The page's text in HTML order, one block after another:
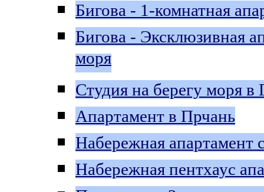
Бигова - 1-комнатная
Бигова - Эксклюзивная
моря
Студия на берегу моря в
Апартамент в Прчань
Набережная aпартамент
Набережная пентхаус